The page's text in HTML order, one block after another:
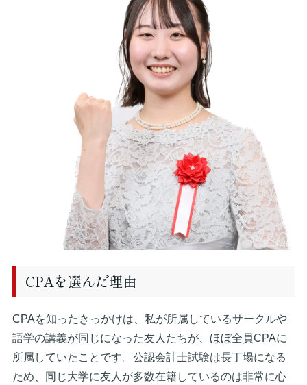
CPAを選んだ理由
CPAを知ったきっかけは、私が所属しているサークルや
語学の講義が同じになった友人たちが、ほぼ全員CPAに
所属していたことです。公認会計士試験は長丁場になる
ため、同じ大学に友人が多数在籍しているのは非常に心